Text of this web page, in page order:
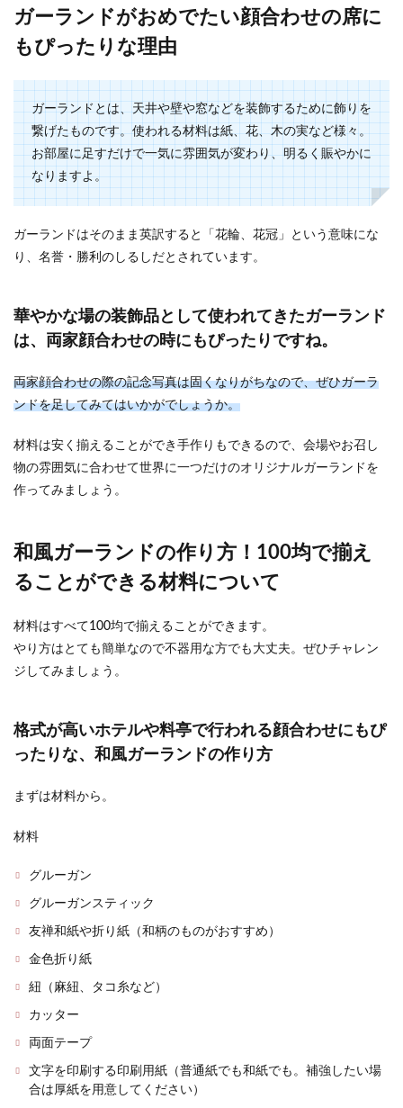
婚姻届の証人にリスクはない！証人の
条件と記入方法を解説
ら、何かリスクがあるのではないかと不安を感じ
ることもあるの...
結婚式のパーティードレスの色は、ど
んなものが良いのか
新郎のグローブは100均でも買える！
結婚式の衣装節約術を解説
結婚式は何かとお金がかかるものです。結婚式の
を挙げたいと...
男友達と女友達で旅行！彼氏持ち女子
の男女4人の旅行はアリか
に行ってもいいのか悩んでしまうものです。男女
4人で女性も...
結婚したら失敗につながる男性の特徴
と見分けるポイント
という話があ...
グリーン色のドレスの場合ブーケは何
色？おすすめブーケカラー
ガーランドがおめでたい顔合わせの席に
もぴったりな理由
ガーランドとは、天井や壁や窓などを装飾するために飾りを
繋げたものです。使われる材料は紙、花、木の実など様々。
お部屋に足すだけで一気に雰囲気が変わり、明るく賑やかに
なりますよ。
ガーランドはそのまま英訳すると「花輪、花冠」という意味にな
り、名誉・勝利のしるしだとされています。
華やかな場の装飾品として使われてきたガーランド
は、両家顔合わせの時にもぴったりですね。
両家顔合わせの際の記念写真は固くなりがちなので、ぜひガーラ
ンドを足してみてはいかがでしょうか。
材料は安く揃えることができ手作りもできるので、会場やお召し
物の雰囲気に合わせて世界に一つだけのオリジナルガーランドを
作ってみましょう。
和風ガーランドの作り方！100均で揃え
ることができる材料について
材料はすべて100均で揃えることができます。
やり方はとても簡単なので不器用な方でも大丈夫。ぜひチャレン
ジしてみましょう。
格式が高いホテルや料亭で行われる顔合わせにもぴ
ったりな、和風ガーランドの作り方
まずは材料から。
材料
グルーガン
グルーガンスティック
友禅和紙や折り紙（和柄のものがおすすめ）
金色折り紙
紐（麻紐、タコ糸など）
カッター
両面テープ
文字を印刷する印刷用紙（普通紙でも和紙でも。補強したい場
合は厚紙を用意してください）